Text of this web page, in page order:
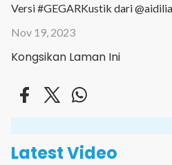
Versi #GEGARKustik dari
Nov 19, 2023
Kongsikan Laman Ini
Latest Video